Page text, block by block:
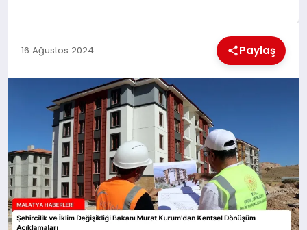
MAGAZIN
SPOR
TEKNOLOJI
16 Ağustos 2024 Paylaş